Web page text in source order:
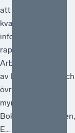
att förstärka
kvaliteten i den
information som
rapporteras.
Arbetet ska ledas
av Bolagsverket och
övriga deltagande
myndigheter är
Bokföringsnämnden,
E...